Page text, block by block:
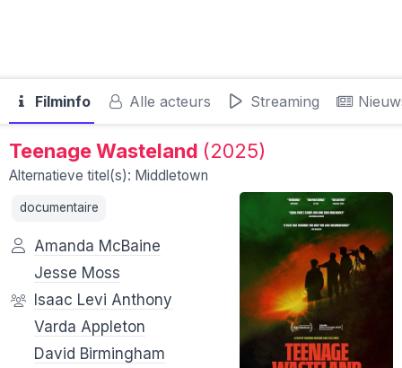
Filminfo Alle acteurs Streaming
Teenage Wasteland (2025)
Alternatieve titel(s): Middletown
documentaire
Amanda McBaine
Jesse Moss
Isaac Levi Anthony
Varda Appleton
David Birmingham